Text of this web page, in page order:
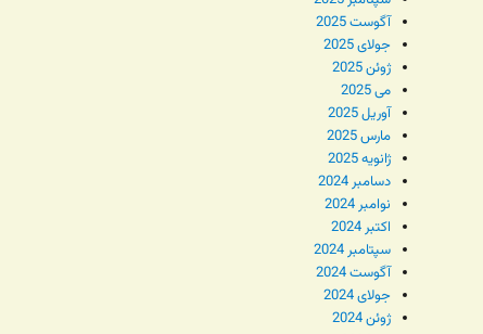
آگوست 2025
جولای 2025
ژوئن 2025
می 2025
آوریل 2025
مارس 2025
ژانویه 2025
دسامبر 2024
نوامبر 2024
اکتبر 2024
سپتامبر 2024
آگوست 2024
جولای 2024
ژوئن 2024